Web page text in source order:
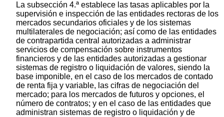
La subsección 4.ª establece las tasas aplicables por la
supervisión e inspección de las entidades rectoras de los
mercados secundarios oficiales y de los sistemas
multilaterales de negociación; así como de las entidades
de contrapartida central autorizadas a administrar
servicios de compensación sobre instrumentos
financieros y de las entidades autorizadas a gestionar
sistemas de registro o liquidación de valores, siendo la
base imponible, en el caso de los mercados de contado
de renta fija y variable, las cifras de negociación del
mercado; para los mercados de futuros y opciones, el
número de contratos; y en el caso de las entidades que
administran sistemas de registro o liquidación y de